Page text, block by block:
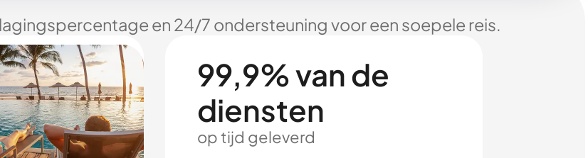
en 24/7 ondersteuning voor een soepele reis.
99,9% van de
diensten
op tijd geleverd